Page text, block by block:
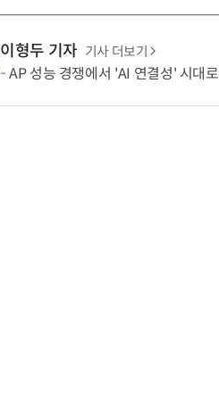
이형두 기자 기사 더보기
AP 성능 경쟁에서 'AI 연결성' 시대